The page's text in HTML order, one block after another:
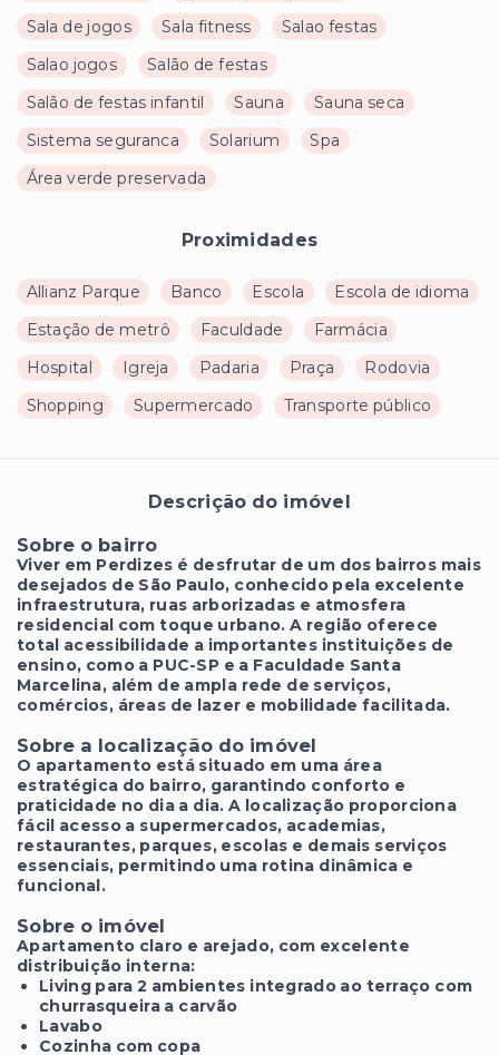
Sala de jogos
Sala fitness
Salao festas
Salao jogos
Salão de festas
Salão de festas infantil
Sauna
Sauna seca
Sistema seguranca
Solarium
Spa
Área verde preservada
Proximidades
Allianz Parque Banco Escola
Escola de idioma
Estação de metrô
Faculdade
Farmácia
Hospital
Igreja Padaria Praça
Rodovia
Shopping
Supermercado Transporte público
Descrição do imóvel
Sobre o bairro
Viver em Perdizes é desfrutar de um dos bairros mais
desejados de São Paulo, conhecido pela excelente
infraestrutura, ruas arborizadas e atmosfera
residencial com toque urbano. A região oferece
total acessibilidade a importantes instituições de
ensino, como a PUC-SP e a Faculdade Santa
Marcelina, além de ampla rede de serviços,
comércios, áreas de lazer e mobilidade facilitada.
Sobre a localização do imóvel
O apartamento está situado em uma área
estratégica do bairro, garantindo conforto e
praticidade no dia a dia. A localização proporciona
fácil acesso a supermercados, academias,
restaurantes, parques, escolas e demais serviços
essenciais, permitindo uma rotina dinâmica e
funcional.
Sobre o imóvel
Apartamento claro e arejado, com excelente
distribuição interna:
Living para 2 ambientes integrado ao terraço com
churrasqueira a carvão
Lavabo
Cozinha com copa